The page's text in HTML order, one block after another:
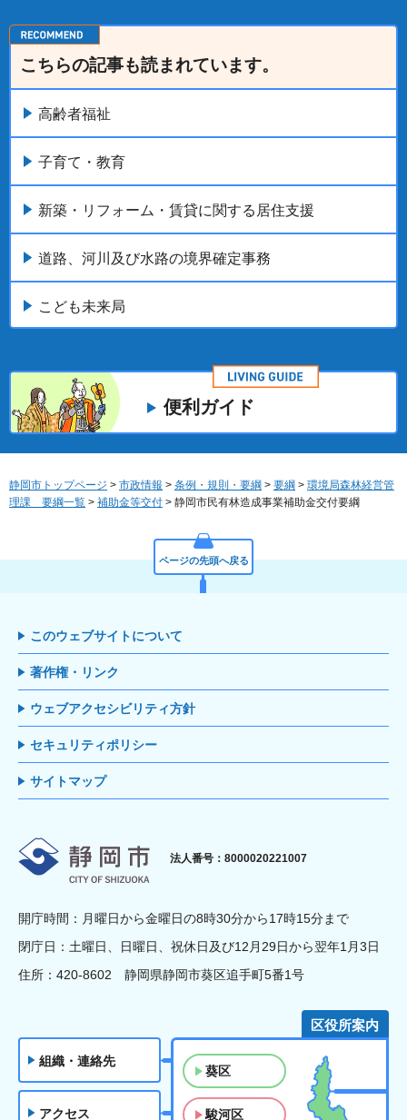
こちらの記事も読まれています。
高齢者福祉
子育て・教育
新築・リフォーム・賃貸に関する居住支援
道路、河川及び水路の境界確定事務
こども未来局
便利ガイド
静岡市トップページ > 市政情報 > 条例・規則・要綱 > 要綱 > 環境局森林経営管
理課 要綱一覧 > 補助金等交付 > 静岡市民有林造成事業補助金交付要綱
ページの先頭へ戻る
このウェブサイトについて
著作権・リンク
ウェブアクセシビリティ方針
セキュリティポリシー
サイトマップ
静岡市
法人番号：8000020221007
開庁時間：月曜日から金曜日の8時30分から17時15分まで
閉庁日：土曜日、日曜日、祝休日及び12月29日から翌年1月3日
住所：420-8602 静岡県静岡市葵区追手町5番1号
組織・連絡先
アクセス
区役所案内
葵区
駿河区